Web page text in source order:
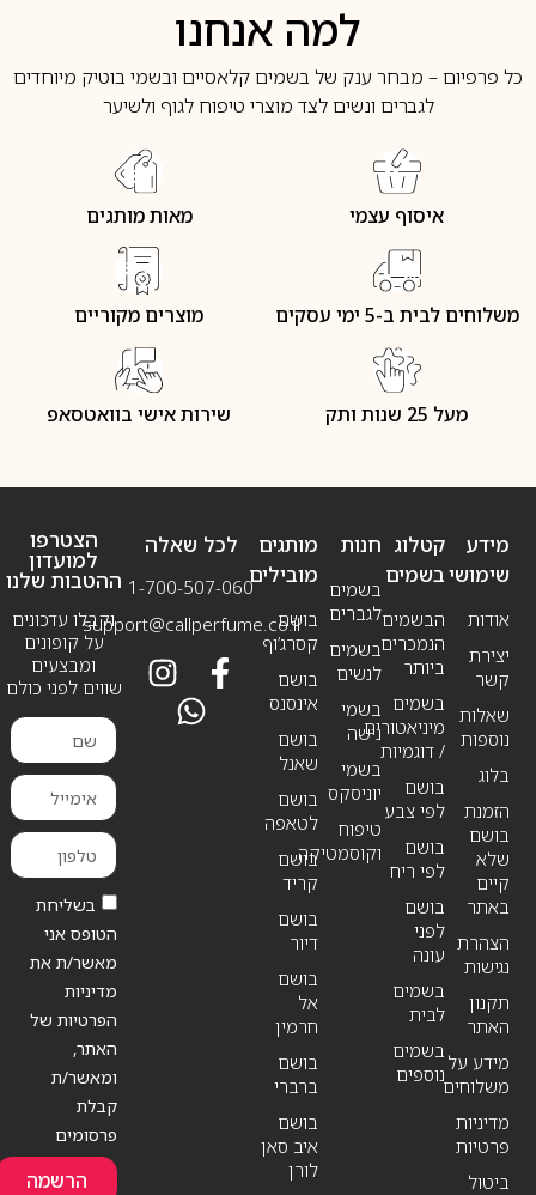
למה אנחנו
כל פרפיום – מבחר ענק של בשמים קלאסיים ובשמי בוטיק מיוחדים
לגברים ונשים לצד מוצרי טיפוח לגוף ולשיער
איסוף עצמי מאות מותגים
משלוחים לבית ב-5 ימי עסקים מוצרים מקוריים
מעל 25 שנות ותק שירות אישי בוואטסאפ
מידע
שימושי
אודות
יצירת
קשר
שאלות
נוספות
בלוג
הזמנת
בושם
שלא
קיים
באתר
הצהרת
נגישות
תקנון
האתר
מידע על
משלוחים
מדיניות
פרטיות
ביטול
חנות
בשמים
לגברים
בשמים
לנשים
בשמי
נישה
בשמי
יוניסקס
טיפוח
וקוסמטיקה
קטלוג
בשמים
הבשמים
הנמכרים
ביותר
בשמים
מיניאטורים
/ דוגמיות
בושם
לפי צבע
בושם
לפי ריח
בושם
לפני
עונה
בשמים
לבית
בשמים
נוספים
מותגים
מובילים
בושם
קסרג’וף
בושם
אינסנס
בושם
שאנל
בושם
לטאפה
בושם
קריד
בושם
דיור
בושם
אל
חרמין
בושם
ברברי
בושם
איב סאן
לורן
לכל שאלה
1-700-507-060
support@callperfume.co.il
הצטרפו
למועדון
ההטבות שלנו
וקבלו עדכונים
על קופונים
ומבצעים
שווים לפני כולם
בשליחת
הטופס אני
מאשר/ת את
מדיניות
הפרטיות של
האתר,
ומאשר/ת
קבלת
פרסומים
הרשמה